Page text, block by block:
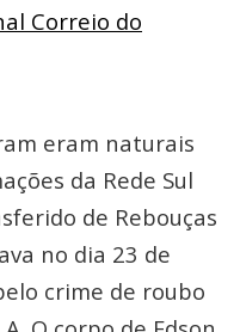
Correio do
eram naturais
da Rede Sul
de Rebouças
no dia 23 de
crime de roubo